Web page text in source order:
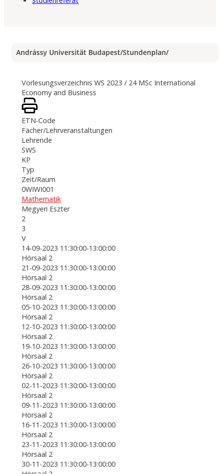
Andrássy Universität Budapest/Stundenplan/
Vorlesungsverzeichnis WS 2023 / 24 MSc International
Economy and Business
ETN-Code
Fächer/Lehrveranstaltungen
Lehrende
SWS
KP
Typ
Zeit/Raum
0WIWI001
Mathematik
Megyeri Eszter
2
3
V
14-09-2023 11:30:00-13:00:00
Hörsaal 2
21-09-2023 11:30:00-13:00:00
Hörsaal 2
28-09-2023 11:30:00-13:00:00
Hörsaal 2
05-10-2023 11:30:00-13:00:00
Hörsaal 2
12-10-2023 11:30:00-13:00:00
Hörsaal 2
19-10-2023 11:30:00-13:00:00
Hörsaal 2
26-10-2023 11:30:00-13:00:00
Hörsaal 2
02-11-2023 11:30:00-13:00:00
Hörsaal 2
09-11-2023 11:30:00-13:00:00
Hörsaal 2
16-11-2023 11:30:00-13:00:00
Hörsaal 2
23-11-2023 11:30:00-13:00:00
Hörsaal 2
30-11-2023 11:30:00-13:00:00